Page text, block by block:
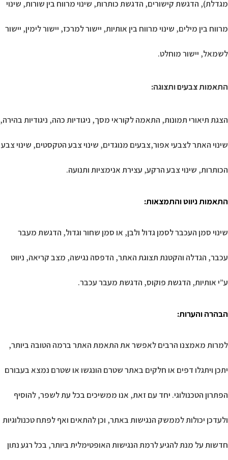
מגדלת), הדגשת קישורים, הדגשת כותרות, שינוי מרווח בין שורות, שינוי
מרווח בין מילים, שינוי מרווח בין אותיות, יישור למרכז, יישור לימין, יישור
לשמאל, יישור מוחלט.
התאמות צבעים ותצוגה:
הצגת תיאורי תמונות, התאמה לקוראי מסך, ניגודיות כהה, ניגודיות בהירה,
שינוי האתר לצבעי אפור,צבעים מנוגדים, שינוי צבע הטקסטים, שינוי צבע
הכותרות, שינוי צבע הרקע, עצירת אנימציות ותנועה.
התאמות ניווט והתמצאות:
שינוי סמן העכבר לסמן גדול ולבן, או סמן שחור וגדול, הדגשת מעבר
עכבר, הגדלה והקטנת תצוגת האתר, הדפסה נגישה, מצב קריאה, ניווט
ע”י אותיות, הדגשת פוקוס, הדגשת מעבר עכבר.
הבהרה והערות:
למרות מאמצנו הרבים לאפשר את התאמת האתר ברמה הטובה ביותר,
יתכן ויתגלו דפים או חלקים באתר שטרם הונגשו או שטרם נמצא בעבורם
הפתרון הטכנולוגי. יחד עם זאת, אנו ממשיכים בכל עת לשפר, להוסיף
ולעדכן יכולות לממשק הנגישות באתר, וכן להתאים ואף לפתח טכנולוגיות
חדשות על מנת להגיע לרמת הנגישות האופטימלית ביותר, בכל רגע נתון